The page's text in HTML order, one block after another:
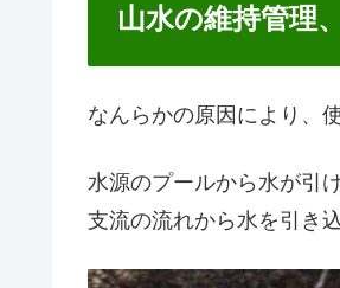
山水の維持管理
なんらかの原因により、
水源のプールから水が引
支流の流れから水を引き込